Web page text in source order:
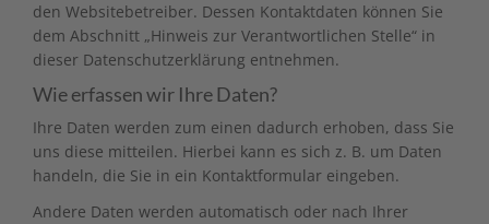
den Websitebetreiber. Dessen Kontaktdaten können Sie
dem Abschnitt „Hinweis zur Verantwortlichen Stelle“ in
dieser Datenschutzerklärung entnehmen.
Wie erfassen wir Ihre Daten?
Ihre Daten werden zum einen dadurch erhoben, dass Sie
uns diese mitteilen. Hierbei kann es sich z. B. um Daten
handeln, die Sie in ein Kontaktformular eingeben.
Andere Daten werden automatisch oder nach Ihrer